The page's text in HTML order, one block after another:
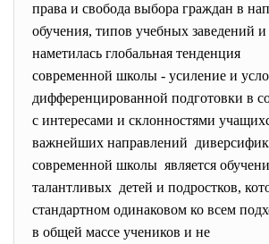
права и свобода выбора граждан в
обучения, типов учебных заведений
наметилась глобальная тенденция
современной школы - усиление и
дифференцированной подготовки в
с интересами и склонностями
важнейших направлений
современной школы является
талантливых детей и подростков,
стандартном одинаковом ко всем
в общей массе учеников и не